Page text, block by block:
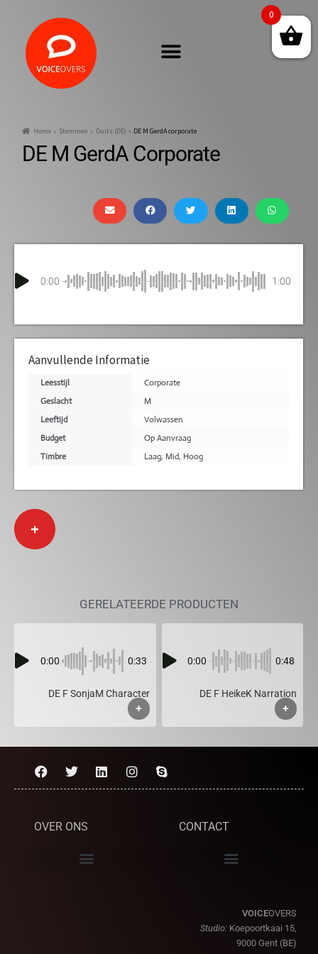
Home Stemmen Duits (DE) DE M GerdA corporate
DE M GerdA Corporate
0:00 1:00
Aanvullende Informatie
Leesstijl
Corporate
Geslacht
M
Leeftijd
Volwassen
Budget
Op Aanvraag
Timbre
Laag, Mid, Hoog
+
GERELATEERDE PRODUCTEN
0:00 0:33
DE F SonjaM Character
+
0:00 0:48
DE F HeikeK Narration
+
OVER ONS CONTACT
VOICEOVERS
Studio: Koepoortkaai 15,
9000 Gent (BE)
0